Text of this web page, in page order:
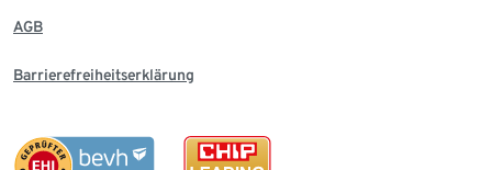
AGB
Barrierefreiheitserklärung